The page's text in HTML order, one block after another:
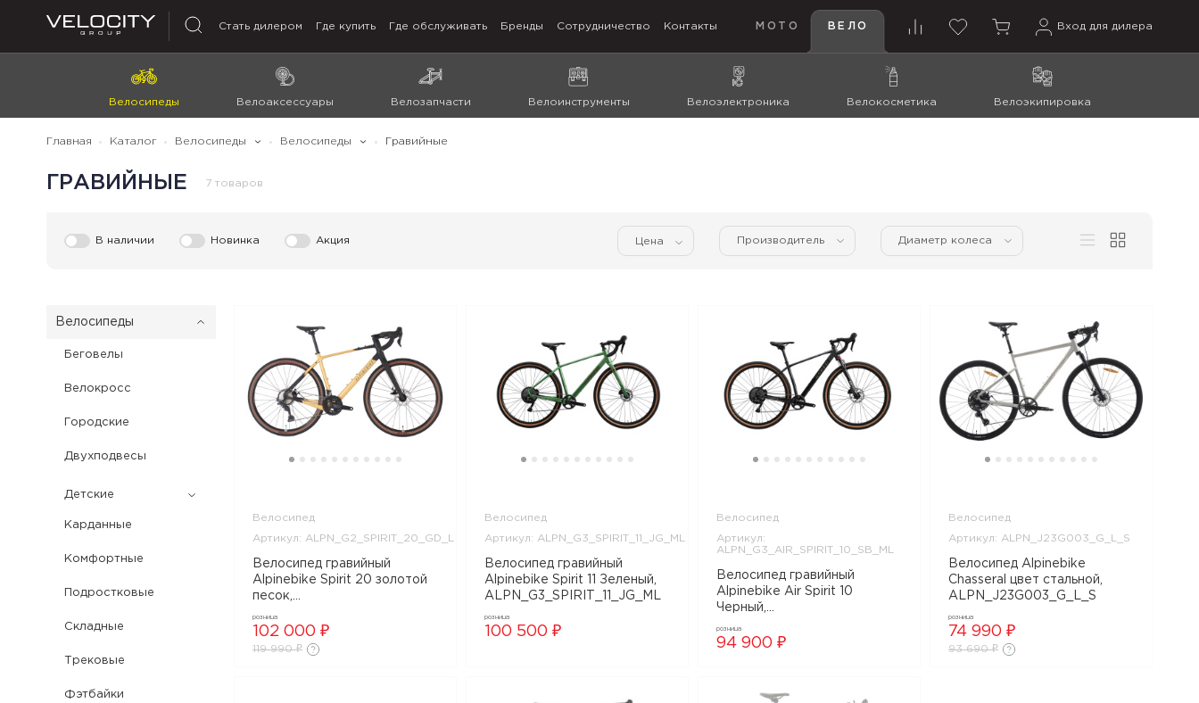
Стать дилером Где купить Где обслуживать Бренды Сотрудничество Контакты МОТО ВЕЛО Вход для дилера
Велосипеды Велоаксессуары Велозапчасти Велоинструменты Велоэлектроника Велокосметика Велоэкипировка
Главная Каталог Велосипеды Велоcипеды Гравийные
ГРАВИЙНЫЕ 7 товаров
В наличии Новинка Акция Цена Производитель Диаметр колеса
Велоcипеды
Беговелы
Велокросс
Городские
Двухподвесы
Детские
Карданные
Комфортные
Подростковые
Складные
Трековые
Фэтбайки
Велосипед
Артикул: ALPN_G2_SPIRIT_20_GD_L
Велосипед гравийный
Alpinebike Spirit 20 золотой
песок,
розница
102 000 ₽
119 990 ₽
Велосипед
Артикул: ALPN_G3_SPIRIT_11_JG_ML
Велосипед гравийный
Alpinebike Spirit 11 Зеленый,
ALPN_G3_SPIRIT_11_JG_ML
розница
100 500 ₽
Велосипед
Артикул:
ALPN_G3_AIR_SPIRIT_10_SB_ML
Велосипед гравийный
Alpinebike Air Spirit 10
Черный,
розница
94 900 ₽
Велосипед
Артикул: ALPN_J23G003_G_L_S
Велосипед Alpinebike
Chasseral цвет стальной,
ALPN_J23G003_G_L_S
розница
74 990 ₽
93 690 ₽